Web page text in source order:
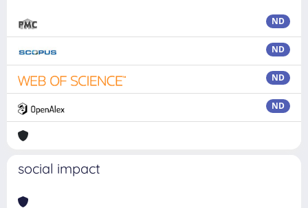
ND
ND
ND
ND
social impact